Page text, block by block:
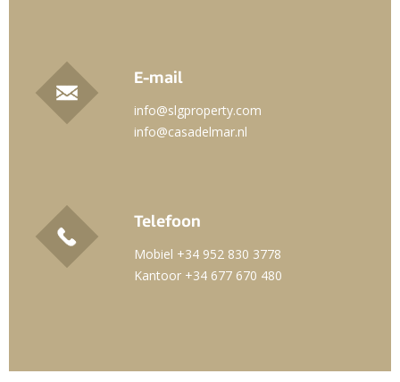
E-mail
info@slgproperty.com
info@casadelmar.nl
Telefoon
Mobiel +34 952 830 3778
Kantoor +34 677 670 480